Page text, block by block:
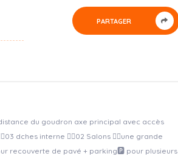
PARTAGER
du goudron axe principal avec accès
dches interne 👉🏽02 Salons 👉🏽une grande
recouverte de pavé + parking🅿 pour plusieurs